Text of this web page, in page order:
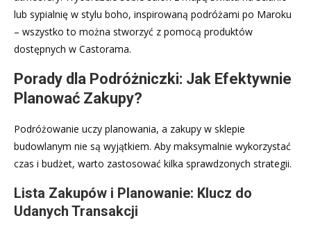
lub sypialnię w stylu boho, inspirowaną podróżami po Maroku
– wszystko to można stworzyć z pomocą produktów
dostępnych w Castorama.
Porady dla Podróżniczki: Jak Efektywnie
Planować Zakupy?
Podróżowanie uczy planowania, a zakupy w sklepie
budowlanym nie są wyjątkiem. Aby maksymalnie wykorzystać
czas i budżet, warto zastosować kilka sprawdzonych strategii.
Lista Zakupów i Planowanie: Klucz do
Udanych Transakcji